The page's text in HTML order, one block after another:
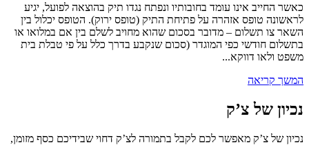
כאשר החייב אינו עומד בחובותיו ונפתח נגדו תיק בהוצאה לפועל, יגיע
לראשונה טופס אזהרה על פתיחת התיק (טופס ירוק). הטופס יכלול בין
השאר צו תשלום – מדובר בסכום שהוא מחויב לשלם בין אם במלואו או
בתשלום חודשי כפי המוגדר (סכום שנקבע בדרך כלל על פי טבלת בית
משפט ולאו דווקא...
המשך קריאה
נכיון של צ’ק
נכיון של צ’ק מאפשר לכם לקבל בתמורה לצ’ק דחוי שבידיכם כסף מזומן,